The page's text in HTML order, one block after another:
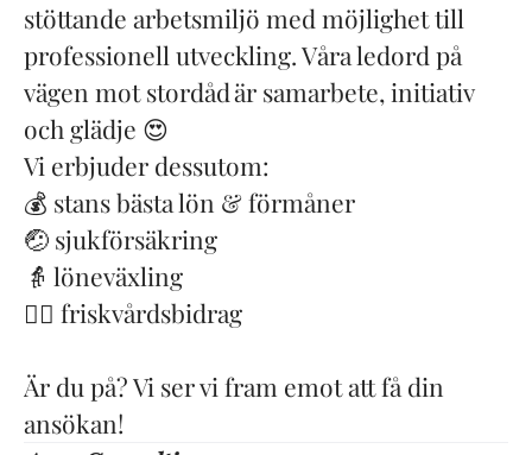
stöttande arbetsmiljö med möjlighet till
professionell utveckling. Våra ledord på
vägen mot stordåd är samarbete, initiativ
och glädje 😍
Vi erbjuder dessutom:
💰 stans bästa lön & förmåner
🤕 sjukförsäkring
👵 löneväxling
🏋️‍♀️ friskvårdsbidrag
Är du på? Vi ser vi fram emot att få din
ansökan!